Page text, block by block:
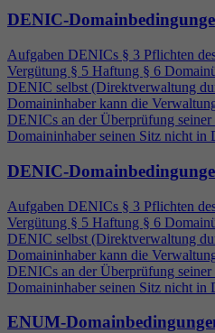
DENIC-
Aufgaben DENICs § 3 Pflichten
Vergütung § 5 Haftung § 6
DENIC selbst (Direktverwaltung
Domaininhaber kann die
DENICs an der Überprüfung
Domaininhaber seinen Sitz nicht in
DENIC-
Aufgaben DENICs § 3 Pflichten
Vergütung § 5 Haftung § 6
DENIC selbst (Direktverwaltung
Domaininhaber kann die
DENICs an der Überprüfung
Domaininhaber seinen Sitz nicht in
ENUM-